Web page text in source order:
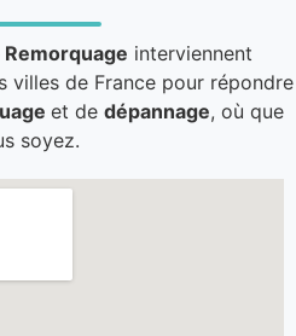
Remorquage interviennent
villes de France pour répondre
et de dépannage, où que
soyez.